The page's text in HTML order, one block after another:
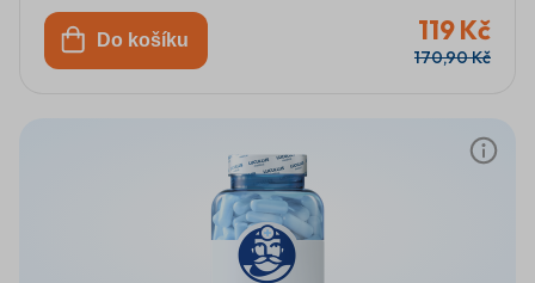
Do košíku 119 Kč
170,90 Kč